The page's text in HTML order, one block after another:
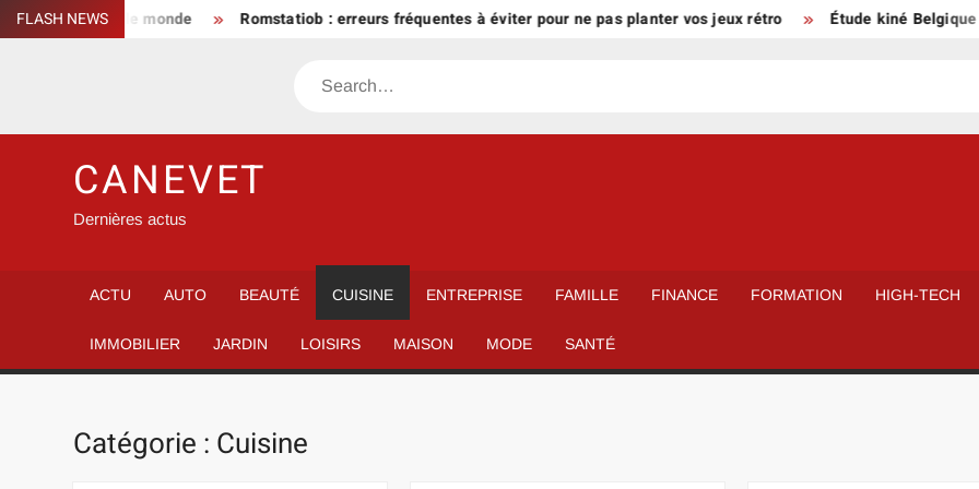
Skip
to
FLASH NEWS
à tout le monde Romstatiob : erreurs fréquentes à éviter pour ne pas planter vos jeux rétro Étude kiné Belgique prix :
Search
CANEVET
Dernières actus
ACTU AUTO BEAUTÉ CUISINE ENTREPRISE FAMILLE FINANCE FORMATION HIGH-TECH
IMMOBILIER JARDIN LOISIRS MAISON MODE SANTÉ
Catégorie : Cuisine